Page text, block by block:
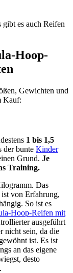
gibt es auch Reifen
Hoop-
Gewichten und
Kauf:
1 bis 1,5
der bunte Kinder
Grund. Je
Training.
Das
von Erfahrung,
So ist es
Hoop-Reifen mit
ausgeführt
nicht sein, da die
ist. Es ist
an das eigene
desto